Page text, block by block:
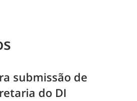
submissão de
do DI